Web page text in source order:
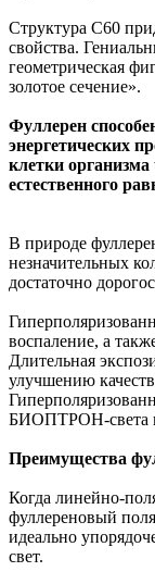
Структура С60
свойства.
геометрическая
золотое сечение».
Фуллерен
энергетических
клетки организма
естественного
В природе
незначительных
достаточно
воспаление, а
Длительная
улучшению
БИОПТРОН-света
Преимущества
Когда линейно-
фуллереновый
идеально
свет.